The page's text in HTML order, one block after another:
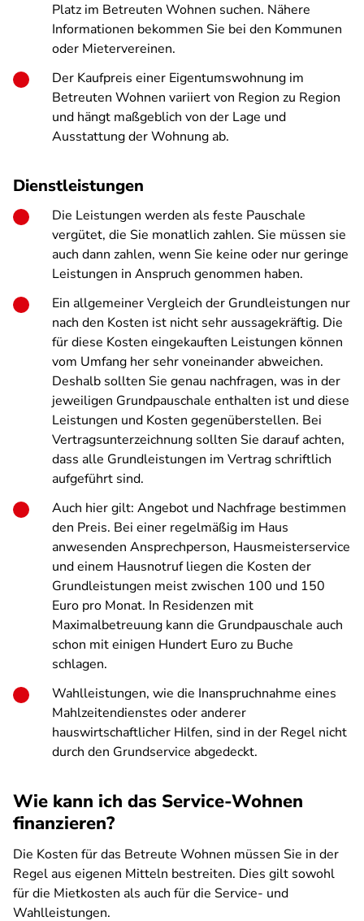
Platz im Betreuten Wohnen suchen. Nähere
Informationen bekommen Sie bei den Kommunen
oder Mietervereinen.
Der Kaufpreis einer Eigentumswohnung im
Betreuten Wohnen variiert von Region zu Region
und hängt maßgeblich von der Lage und
Ausstattung der Wohnung ab.
Dienstleistungen
Die Leistungen werden als feste Pauschale
vergütet, die Sie monatlich zahlen. Sie müssen sie
auch dann zahlen, wenn Sie keine oder nur geringe
Leistungen in Anspruch genommen haben.
Ein allgemeiner Vergleich der Grundleistungen nur
nach den Kosten ist nicht sehr aussagekräftig. Die
für diese Kosten eingekauften Leistungen können
vom Umfang her sehr voneinander abweichen.
Deshalb sollten Sie genau nachfragen, was in der
jeweiligen Grundpauschale enthalten ist und diese
Leistungen und Kosten gegenüberstellen. Bei
Vertragsunterzeichnung sollten Sie darauf achten,
dass alle Grundleistungen im Vertrag schriftlich
aufgeführt sind.
Auch hier gilt: Angebot und Nachfrage bestimmen
den Preis. Bei einer regelmäßig im Haus
anwesenden Ansprechperson, Hausmeisterservice
und einem Hausnotruf liegen die Kosten der
Grundleistungen meist zwischen 100 und 150
Euro pro Monat. In Residenzen mit
Maximalbetreuung kann die Grundpauschale auch
schon mit einigen Hundert Euro zu Buche
schlagen.
Wahlleistungen, wie die Inanspruchnahme eines
Mahlzeitendienstes oder anderer
hauswirtschaftlicher Hilfen, sind in der Regel nicht
durch den Grundservice abgedeckt.
Wie kann ich das Service-Wohnen
finanzieren?
Die Kosten für das Betreute Wohnen müssen Sie in der
Regel aus eigenen Mitteln bestreiten. Dies gilt sowohl
für die Mietkosten als auch für die Service- und
Wahlleistungen.